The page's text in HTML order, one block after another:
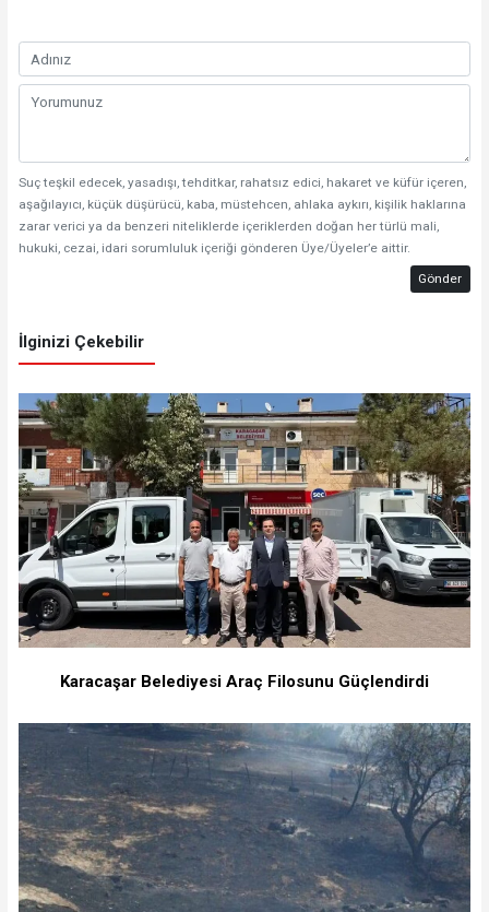
Suç teşkil edecek, yasadışı, tehditkar, rahatsız edici, hakaret ve küfür içeren,
aşağılayıcı, küçük düşürücü, kaba, müstehcen, ahlaka aykırı, kişilik haklarına
zarar verici ya da benzeri niteliklerde içeriklerden doğan her türlü mali,
hukuki, cezai, idari sorumluluk içeriği gönderen Üye/Üyeler’e aittir.
Gönder
İlginizi Çekebilir
Karacaşar Belediyesi Araç Filosunu Güçlendirdi